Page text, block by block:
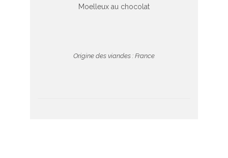
Moelleux au chocolat
Origine des viandes : France